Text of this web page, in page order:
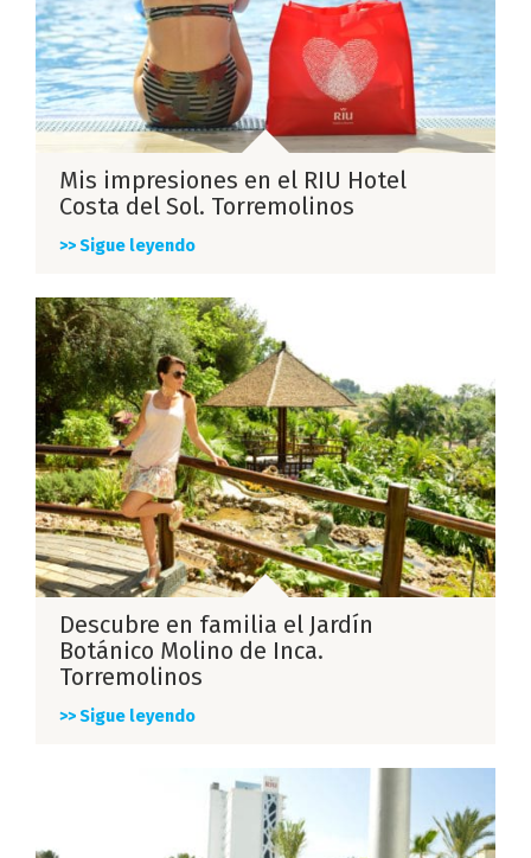
Mis impresiones en el RIU Hotel
Costa del Sol. Torremolinos
>> Sigue leyendo
Descubre en familia el Jardín
Botánico Molino de Inca.
Torremolinos
>> Sigue leyendo